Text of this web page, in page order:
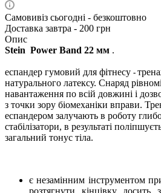
Самовивіз сьогодні - безкоштовно
Доставка завтра - 200 грн
Опис
Stein Power Band 22 мм .
еспандер гумовий для фітнесу -
натурального латексу. Снаряд
навантаження по всій довжині і
з точки зору біомеханіки вправи.
еспандером залучають в роботу
стабілізатори, в результаті
загальний тонус тіла.
є незамінним інструментом
розтягнути кінцівку досить